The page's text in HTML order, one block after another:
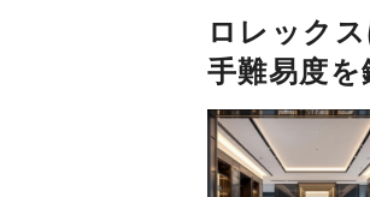
ロレック
手難易度を